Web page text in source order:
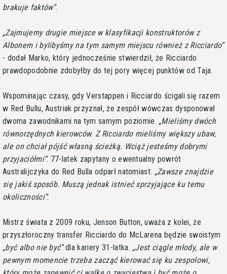
brakuje faktów .
Zajmujemy drugie miejsce w klasyfikacji konstruktorów z
Albonem i bylibyśmy na tym samym miejscu również z Ricciardo
- dodał Marko, który jednocześnie stwierdził, że Ricciardo
prawdopodobnie zdobyłby do tej pory więcej punktów od Taja.
Wspominając czasy, gdy Verstappen i Ricciardo ścigali się razem
w Red Bullu, Austriak przyznał, że zespół wówczas dysponował
dwoma zawodnikami na tym samym poziomie.
Mieliśmy dwóch
równorzędnych kierowców. Z Ricciardo mieliśmy większy ubaw,
ale on chciał pójść własną ścieżką. Wciąż jesteśmy dobrymi
przyjaciółmi . 77-latek zapytany o ewentualny powrót
Australijczyka do Red Bulla odparł natomiast: Zawsze znajdzie
się jakiś sposób. Muszą jednak istnieć sprzyjające ku temu
okoliczności .
Mistrz świata z 2009 roku, Jenson Button, uważa z kolei, że
przyszłoroczny transfer Ricciardo do McLarena będzie swoistym
być albo nie być dla kariery 31-latka. Jest ciągle młody, ale w
pewnym momencie trzeba zacząć kierować się ku zespołowi,